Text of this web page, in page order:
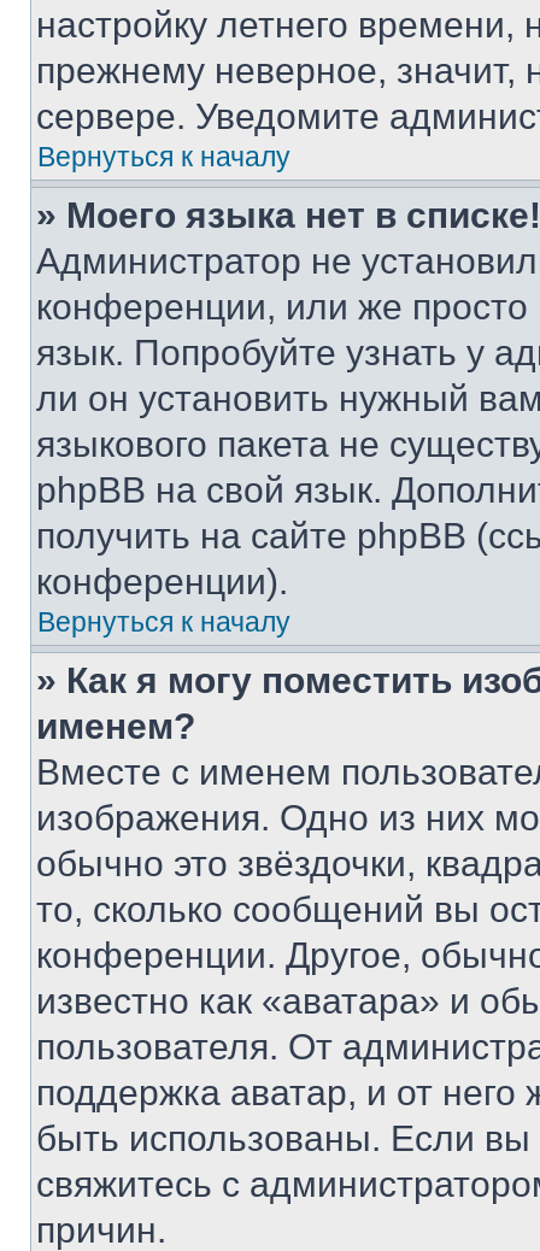
настройку летнего
прежнему неверное, значит,
сервере. Уведомите
Вернуться к началу
» Моего языка нет в списке!
Администратор не
конференции, или же
язык. Попробуйте узнать у
ли он установить нужный
языкового пакета не
phpBB на свой язык.
получить на сайте phpBB
конференции).
Вернуться к началу
» Как я могу поместить
именем?
Вместе с именем
изображения. Одно из них
обычно это звёздочки,
то, сколько сообщений вы
конференции. Другое,
известно как «аватара» и
пользователя. От
поддержка аватар, и от него
быть использованы. Если
свяжитесь с
причин.